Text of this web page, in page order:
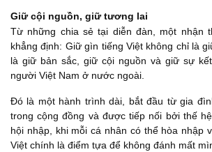
Giữ cội nguồn, giữ tương lai
Từ những chia sẻ tại diễn đàn, một nhận
khẳng định: Giữ gìn tiếng Việt không chỉ là
là giữ bản sắc, giữ cội nguồn và giữ sự
người Việt Nam ở nước ngoài.
Đó là một hành trình dài, bắt đầu từ gia
trong cộng đồng và được tiếp nối bởi thế
hội nhập, khi mỗi cá nhân có thể hòa nhập
Việt chính là điểm tựa để không đánh mất